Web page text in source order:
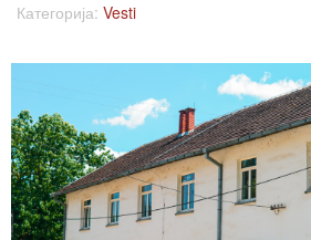
Категорија: Vesti